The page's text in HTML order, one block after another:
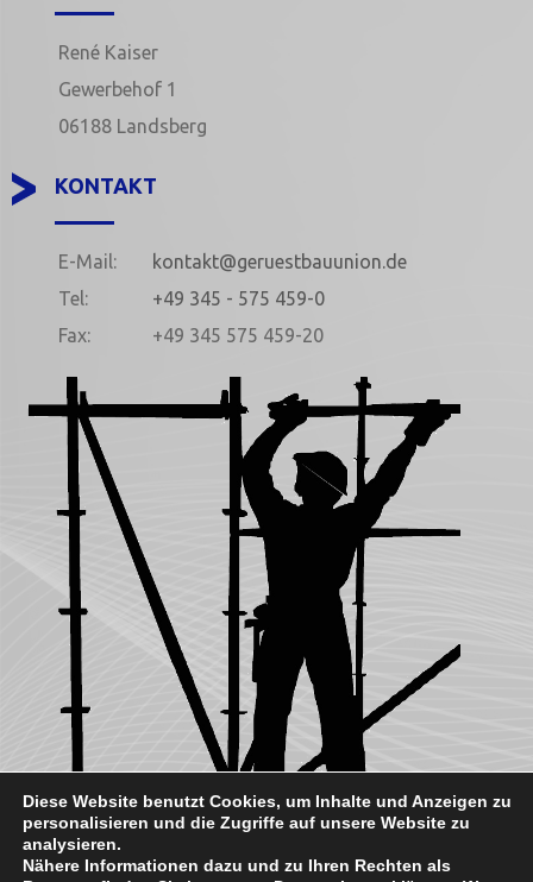
René Kaiser
Gewerbehof 1
06188 Landsberg
KONTAKT
E-Mail:
kontakt@geruestbauunion.de
Tel:
+49 345 - 575 459-0
Fax:
+49 345 575 459-20
Diese Website benutzt Cookies, um Inhalte und Anzeigen zu
personalisieren und die Zugriffe auf unsere Website zu
analysieren.
Nähere Informationen dazu und zu Ihren Rechten als